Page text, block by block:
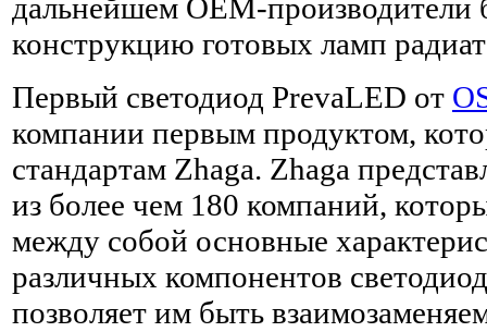
дальнейшем OEM-производители
конструкцию готовых ламп
Первый светодиод PrevaLED от
компании первым продуктом,
стандартам Zhaga. Zhaga
из более чем 180 компаний,
между собой основные
различных компонентов
позволяет им быть